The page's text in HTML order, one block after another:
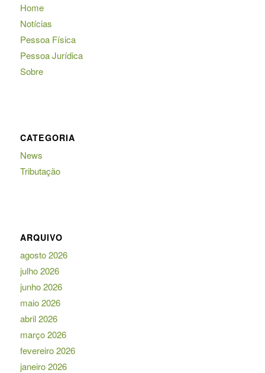
Home
Notícias
Pessoa Física
Pessoa Jurídica
Sobre
CATEGORIA
News
Tributação
ARQUIVO
agosto 2026
julho 2026
junho 2026
maio 2026
abril 2026
março 2026
fevereiro 2026
janeiro 2026